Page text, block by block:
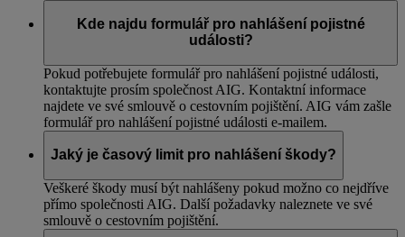
Kde najdu formulář pro nahlášení pojistné
události?
Pokud potřebujete formulář pro nahlášení pojistné události,
kontaktujte prosím společnost AIG. Kontaktní informace
najdete ve své smlouvě o cestovním pojištění. AIG vám zašle
formulář pro nahlášení pojistné události e-mailem.
Jaký je časový limit pro nahlášení škody?
Veškeré škody musí být nahlášeny pokud možno co nejdříve
přímo společnosti AIG. Další požadavky naleznete ve své
smlouvě o cestovním pojištění.